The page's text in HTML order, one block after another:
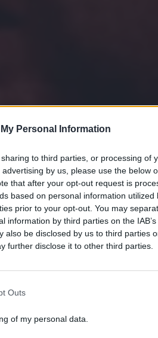
Personal Information
to third parties, or processing of
by us, please use the below
that after your opt-out request is
based on personal information utilized
prior to your opt-out. You may
information by third parties on the
also be disclosed by us to third parties
further disclose it to other third parties.
Outs
of my personal data.